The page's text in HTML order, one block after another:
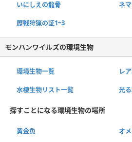
いにしえの龍骨 ネ
歴戦狩猟の証1~3
モンハンワイルズの環境生物
環境生物一覧 レ
水棲生物リスト一覧 光
探すことになる環境生物の場所
黄金魚 オ